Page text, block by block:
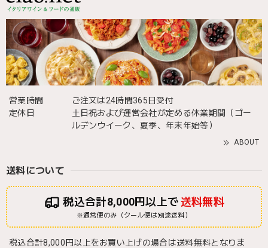
営業時間
ご注文は24時間365日受付
定休日
土日祝および運営会社が定める休業期間（ゴー
ルデンウイーク、夏季、年末年始等）
ABOUT
送料について
税込合計8,000円以上で送料無料
※通常便のみ（クール便は別途送料）
税込合計8,000円以上をお買い上げの場合は送料無料となりま